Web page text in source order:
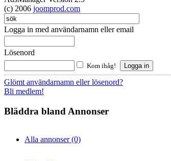
(c) 2006 joomprod.com
Logga in med användarnamn eller email
Lösenord
Kom ihåg!
Glömt användarnamn eller lösenord?
Bli medlem!
Bläddra bland Annonser
Alla annonser (0)